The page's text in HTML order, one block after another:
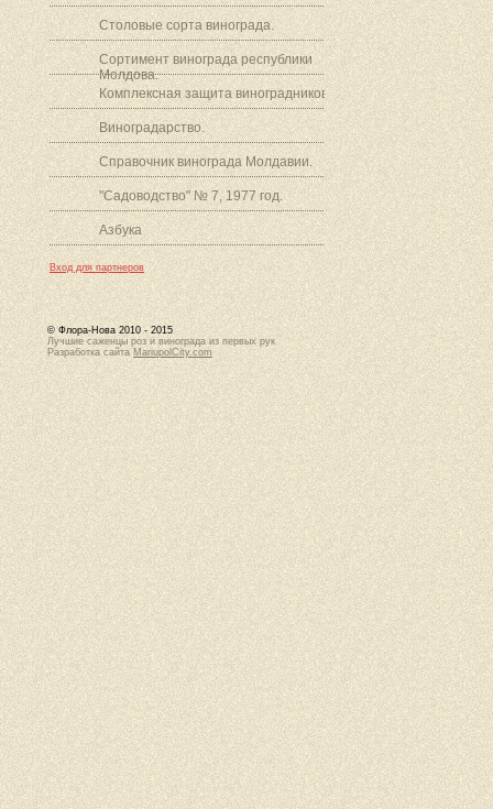
Столовые сорта винограда.
Сортимент винограда республики
Молдова.
Комплексная защита виноградников.
Виноградарство.
Справочник винограда Молдавии.
"Садоводство" № 7, 1977 год.
Азбука
Вход для партнеров
© Флора-Нова 2010 - 2015
Лучшие саженцы роз и винограда из первых рук
Разработка сайта MariupolCity.com